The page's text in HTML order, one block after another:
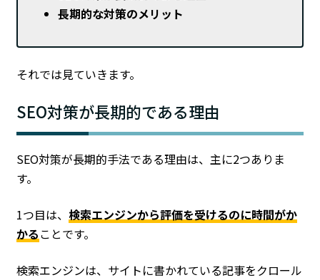
長期的な対策のメリット
それでは見ていきます。
SEO対策が長期的である理由
SEO対策が長期的手法である理由は、主に2つありま
す。
1つ目は、 検索エンジンから評価を受けるのに時間がか
かることです。
検索エンジンは、サイトに書かれている記事をクロール